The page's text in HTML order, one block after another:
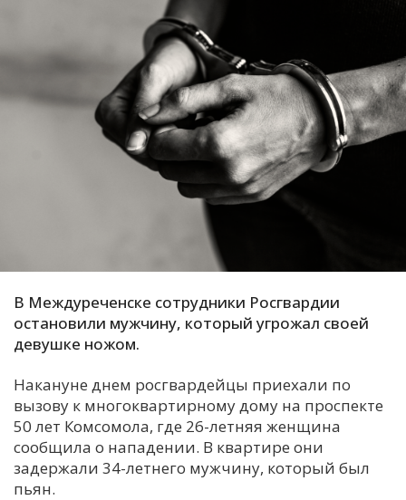
В
И
К
М
Р
С
У
Х
В Междуреченске сотрудники Росгвардии
остановили мужчину, который угрожал своей
девушке ножом.
Накануне днем росгвардейцы приехали по
вызову к многоквартирному дому на проспекте
50 лет Комсомола, где 26-летняя женщина
сообщила о нападении. В квартире они
задержали 34-летнего мужчину, который был
пьян.